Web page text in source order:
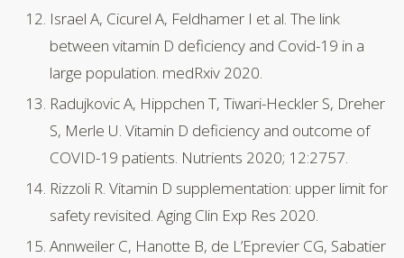
Israel A, Cicurel A, Feldhamer I et al. The link
between vitamin D deficiency and Covid-19 in a
large population. medRxiv 2020.
Radujkovic A, Hippchen T, Tiwari-Heckler S, Dreher
S, Merle U. Vitamin D deficiency and outcome of
COVID-19 patients. Nutrients 2020; 12:2757.
Rizzoli R. Vitamin D supplementation: upper limit for
safety revisited. Aging Clin Exp Res 2020.
Annweiler C, Hanotte B, de L’Eprevier CG, Sabatier